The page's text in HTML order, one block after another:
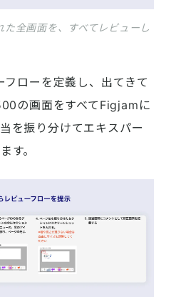
全画面を、すべてレビューし
ローを定義し、出てきて
の画面をすべてFigjamに
を振り分けてエキスパー
す。